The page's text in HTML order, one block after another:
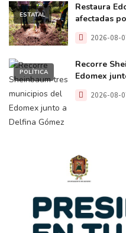
ESTATAL
Restaura
afectadas
2026-08-
POLÍTICA
Recorre
Edomex
2026-08-